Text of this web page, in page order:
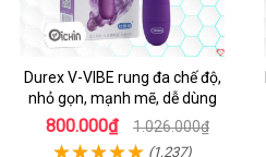
Durex V-VIBE rung đa chế độ,
nhỏ gọn, mạnh mẽ, dễ dùng
800.000₫ 1.026.000₫
(1,237)